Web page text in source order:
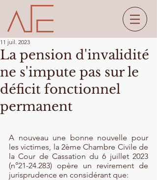
La pension d'invalidité
ne s'impute pas sur le
déficit fonctionnel
permanent
11 juil. 2023
A nouveau une bonne nouvelle pour
les victimes, la 2ème Chambre Civile de
la Cour de Cassation du 6 juillet 2023
(n°21-24.283) opère un revirement de
jurisprudence en considérant que: